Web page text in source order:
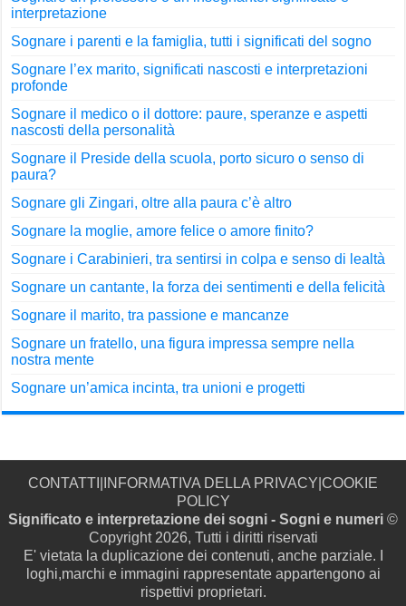
interpretazione
Sognare i parenti e la famiglia, tutti i significati del sogno
Sognare l’ex marito, significati nascosti e interpretazioni
profonde
Sognare il medico o il dottore: paure, speranze e aspetti
nascosti della personalità
Sognare il Preside della scuola, porto sicuro o senso di
paura?
Sognare gli Zingari, oltre alla paura c’è altro
Sognare la moglie, amore felice o amore finito?
Sognare i Carabinieri, tra sentirsi in colpa e senso di lealtà
Sognare un cantante, la forza dei sentimenti e della felicità
Sognare il marito, tra passione e mancanze
Sognare un fratello, una figura impressa sempre nella
nostra mente
Sognare un’amica incinta, tra unioni e progetti
CONTATTI INFORMATIVA DELLA PRIVACY COOKIE
POLICY
Significato e interpretazione dei sogni - Sogni e numeri ©
Copyright 2026, Tutti i diritti riservati
E' vietata la duplicazione dei contenuti, anche parziale. I
loghi,marchi e immagini rappresentate appartengono ai
rispettivi proprietari.